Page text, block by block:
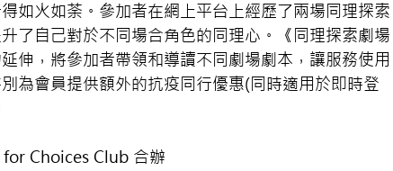
如火如荼。參加者在網上平台上經歷了兩場同理探索
了自己對於不同場合角色的同理心。《同理探索劇場
伸，將參加者帶領和導讀不同劇場劇本，讓服務使用
為會員提供額外的抗疫同行優惠(同時適用於即時登
Choices Club 合辦